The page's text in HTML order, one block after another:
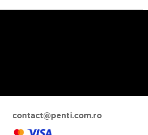
contact@penti.com.ro